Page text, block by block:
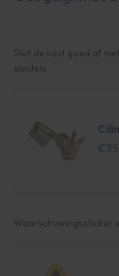
Sluit de kast goed af
sleutels
€
Waarschuwingssticker